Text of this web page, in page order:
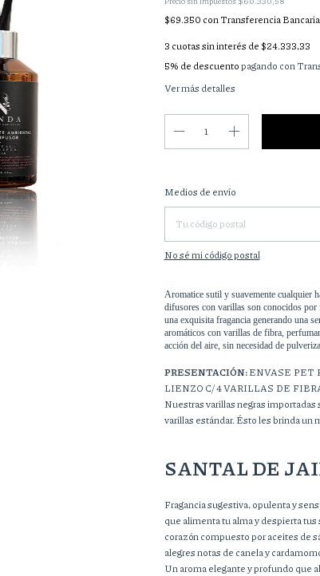
$69.350 con Transferencia Bancaria
3 cuotas sin interés de $24.333,33
5% de descuentopagando con
Ver más detalles
Entregas para el CP:
Medios de envío
No sé mi código postal
Aromatice sutil y suavemente cualquier
difusores con varillas son conocidos por
una exquisita fragancia generando una
aromáticos con varillas de fibra,
acción del aire, sin necesidad de
PRESENTACIÓN:ENVASE PET
LIENZO C/ 4 VARILLAS DE
Nuestras varillas negras
varillas estándar. Ésto les brinda un
SANTAL DE
Fragancia sugestiva, opulenta y
que alimenta tu alma y despierta
corazón compuesto por aceites de
alegres notas de canela y
Un aroma elegante y profundo que